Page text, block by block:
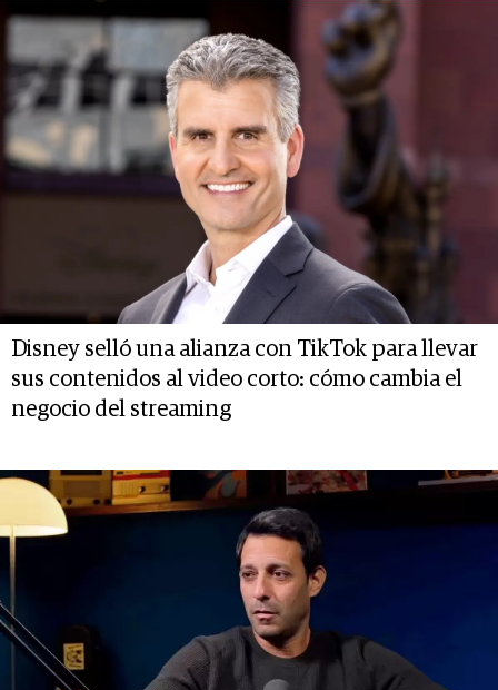
Disney selló una alianza con TikTok para llevar
sus contenidos al video corto: cómo cambia el
negocio del streaming